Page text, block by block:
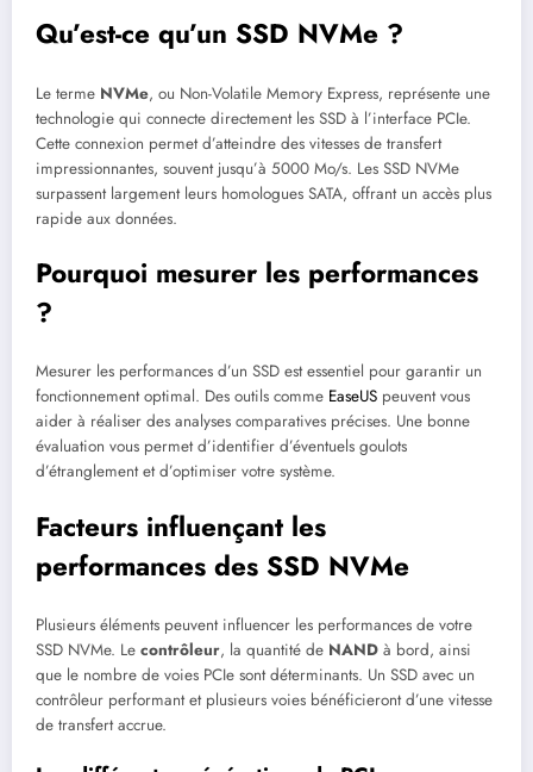
Qu’est-ce qu’un SSD NVMe ?
Le terme NVMe, ou Non-Volatile Memory Express, représente une
technologie qui connecte directement les SSD à l’interface PCIe.
Cette connexion permet d’atteindre des vitesses de transfert
impressionnantes, souvent jusqu’à 5000 Mo/s. Les SSD NVMe
surpassent largement leurs homologues SATA, offrant un accès plus
rapide aux données.
Pourquoi mesurer les performances
?
Mesurer les performances d’un SSD est essentiel pour garantir un
fonctionnement optimal. Des outils comme EaseUS peuvent vous
aider à réaliser des analyses comparatives précises. Une bonne
évaluation vous permet d’identifier d’éventuels goulots
d’étranglement et d’optimiser votre système.
Facteurs influençant les
performances des SSD NVMe
Plusieurs éléments peuvent influencer les performances de votre
SSD NVMe. Le contrôleur, la quantité de NAND à bord, ainsi
que le nombre de voies PCIe sont déterminants. Un SSD avec un
contrôleur performant et plusieurs voies bénéficieront d’une vitesse
de transfert accrue.